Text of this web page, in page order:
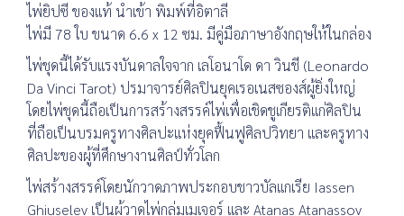
ไพ่ยิปซี ของแท้ นำเข้า พิมพ์ที่อิตาลี
ไพ่มี 78 ใบ ขนาด 6.6 x 12 ซม. มีคู่มือภาษาอังกฤษให้ในกล่อง
ไพ่ชุดนี้ได้รับแรงบันดาลใจจาก เลโอนาโด ดา วินชี (Leonardo
Da Vinci Tarot) ปรมาจารย์ศิลปินยุคเรอเนสซองส์ผู้ยิ่งใหญ่
โดยไพ่ชุดนี้ถือเป็นการสร้างสรรค์ไพ่เพื่อเชิดชูเกียรติแก่ศิลปิน
ที่ถือเป็นบรมครูทางศิลปะแห่งยุคฟื้นฟูศิลปวิทยา และครูทาง
ศิลปะของผู้ที่ศึกษางานศิลป์ทั่วโลก
ไพ่สร้างสรรค์โดยนักวาดภาพประกอบชาวบัลแกเรีย Iassen
Ghiuselev เป็นผู้วาดไพ่กลุ่มเมเจอร์ และ Atanas Atanassov